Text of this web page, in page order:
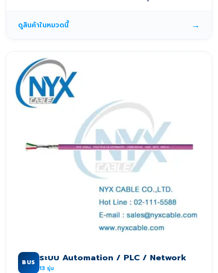
ดูสินค้าในหมวดนี้ →
BUS ระบบ Automation / PLC / Network
13 รุ่น